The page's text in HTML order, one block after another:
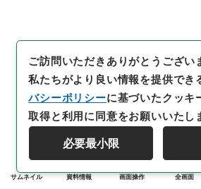
サムネイル 資料情報 画面操作 全画面
ご訪問いただきありがとうござい
私たちがより良い情報を提供でき
バシーポリシーに基づいたクッ
取得と利用に同意をお願いいたし
必要最小限